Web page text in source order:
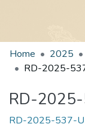
Home 2025
RD-
RD-2025-537-